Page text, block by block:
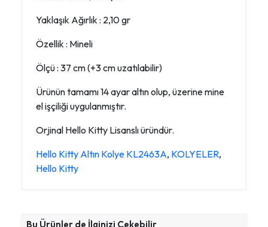
Yaklaşık Ağırlık : 2,10 gr
Özellik : Mineli
Ölçü : 37 cm (+3 cm uzatılabilir)
Ürünün tamamı 14 ayar altın olup, üzerine mine
el işçiliği uygulanmıştır.
Orjinal Hello Kitty Lisanslı üründür.
Hello Kitty Altın Kolye KL2463A, KOLYELER,
Hello Kitty
Bu Ürünler de İlginizi Çekebilir